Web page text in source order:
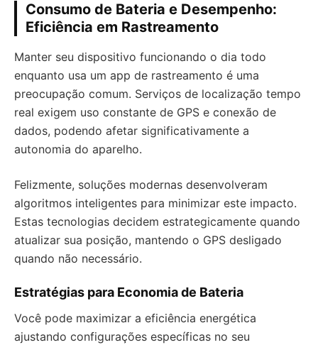
Consumo de Bateria e Desempenho:
Eficiência em Rastreamento
Manter seu dispositivo funcionando o dia todo
enquanto usa um app de rastreamento é uma
preocupação comum. Serviços de localização tempo
real exigem uso constante de GPS e conexão de
dados, podendo afetar significativamente a
autonomia do aparelho.
Felizmente, soluções modernas desenvolveram
algoritmos inteligentes para minimizar este impacto.
Estas tecnologias decidem estrategicamente quando
atualizar sua posição, mantendo o GPS desligado
quando não necessário.
Estratégias para Economia de Bateria
Você pode maximizar a eficiência energética
ajustando configurações específicas no seu